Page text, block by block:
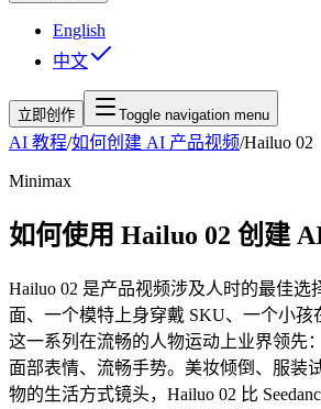
English
中文
立即创作 Toggle navigation menu
AI 教程/如何创建 AI 产品视频/Hailuo 02
Minimax
如何使用 Hailuo 02 创建
Hailuo 02 是产品视频涉及人时的最佳
面、一个模特上身穿戴 SKU、一个小孩
这一系列在流畅的人物运动上业界领先
面部表情、流畅手势。美妆倾倒、服装
物的生活方式镜头，Hailuo 02 比